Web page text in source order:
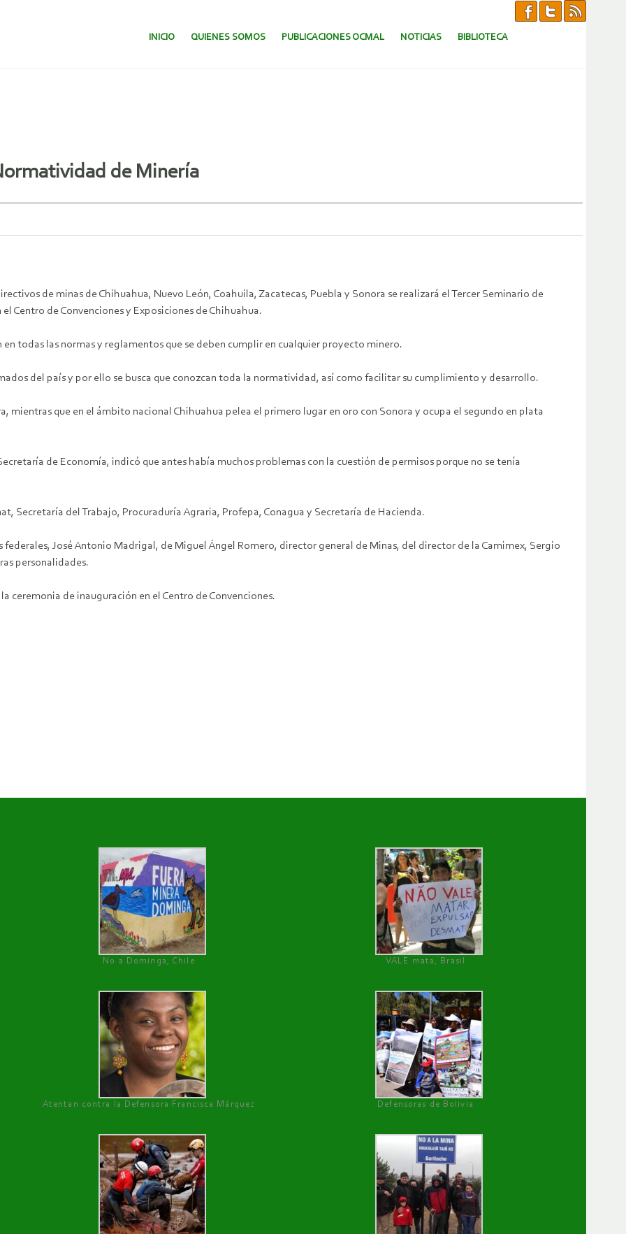
SALTAR AL CONTENIDO.
INICIO QUIENES SOMOS PUBLICACIONES OCMAL NOTICIAS BIBLIOTECA
de Minería
de minas de Chihuahua, Nuevo León, Coahuila, Zacatecas, Puebla y Sonora se realizará el Tercer Seminario de
Centro de Convenciones y Exposiciones de Chihuahua.
todas las normas y reglamentos que se deben cumplir en cualquier proyecto minero.
del país y por ello se busca que conozcan toda la normatividad, así como facilitar su cumplimiento y desarrollo.
mientras que en el ámbito nacional Chihuahua pelea el primero lugar en oro con Sonora y ocupa el segundo en plata
de Economía, indicó que antes había muchos problemas con la cuestión de permisos porque no se tenía
Secretaría del Trabajo, Procuraduría Agraria, Profepa, Conagua y Secretaría de Hacienda.
José Antonio Madrigal, de Miguel Ángel Romero, director general de Minas, del director de la Camimex, Sergio
personalidades.
ceremonia de inauguración en el Centro de Convenciones.
No a Dominga, Chile
VALE mata, Brasil
Atentan contra la Defensora Francisca Márquez Defensoras de Bolivia